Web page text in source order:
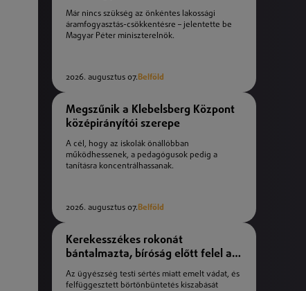
Már nincs szükség az önkéntes lakossági
áramfogyasztás-csökkentésre – jelentette be
Magyar Péter miniszterelnök.
2026. augusztus 07.Belföld
Megszűnik a Klebelsberg Központ
középirányítói szerepe
A cél, hogy az iskolák önállóbban
működhessenek, a pedagógusok pedig a
tanításra koncentrálhassanak.
2026. augusztus 07.Belföld
Kerekesszékes rokonát
bántalmazta, bíróság előtt felel a
férfi
Az ügyészség testi sértés miatt emelt vádat, és
felfüggesztett börtönbüntetés kiszabását